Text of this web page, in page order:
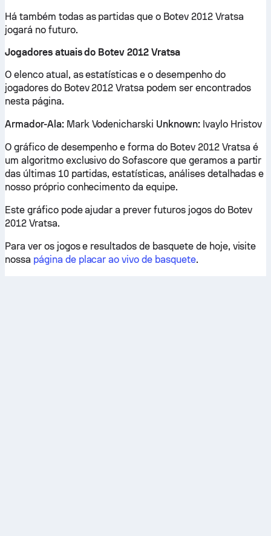
Há também todas as partidas que o Botev 2012 Vratsa
jogará no futuro.
Jogadores atuais do Botev 2012 Vratsa
O elenco atual, as estatísticas e o desempenho do
jogadores do Botev 2012 Vratsa podem ser encontrados
nesta página.
Armador-Ala:Mark Vodenicharski Unknown:Ivaylo Hristov
O gráfico de desempenho e forma do Botev 2012 Vratsa é
um algoritmo exclusivo do Sofascore que geramos a partir
das últimas 10 partidas, estatísticas, análises detalhadas e
nosso próprio conhecimento da equipe.
Este gráfico pode ajudar a prever futuros jogos do Botev
2012 Vratsa.
Para ver os jogos e resultados de basquete de hoje, visite
nossa página de placar ao vivo de basquete.